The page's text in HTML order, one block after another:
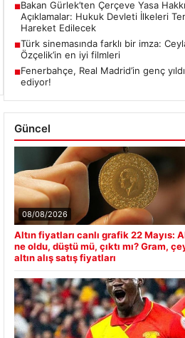
■Bakan Gürlek’ten Çerçeve Yasa
Açıklamalar: Hukuk Devleti İlkeleri
Hareket Edilecek
■Türk sinemasında farklı bir imza:
Özçelik’in en iyi filmleri
■Fenerbahçe, Real Madrid’in genç
ediyor!
Güncel
08/08/2026
Altın fiyatları canlı grafik 22 Mayıs:
ne oldu, düştü mü, çıktı mı? Gram,
altın alış satış fiyatları